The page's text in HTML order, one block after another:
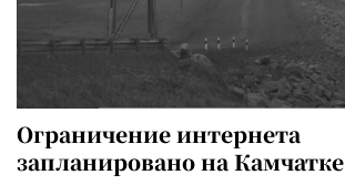
Ограничение интернета
запланировано на Камчатке